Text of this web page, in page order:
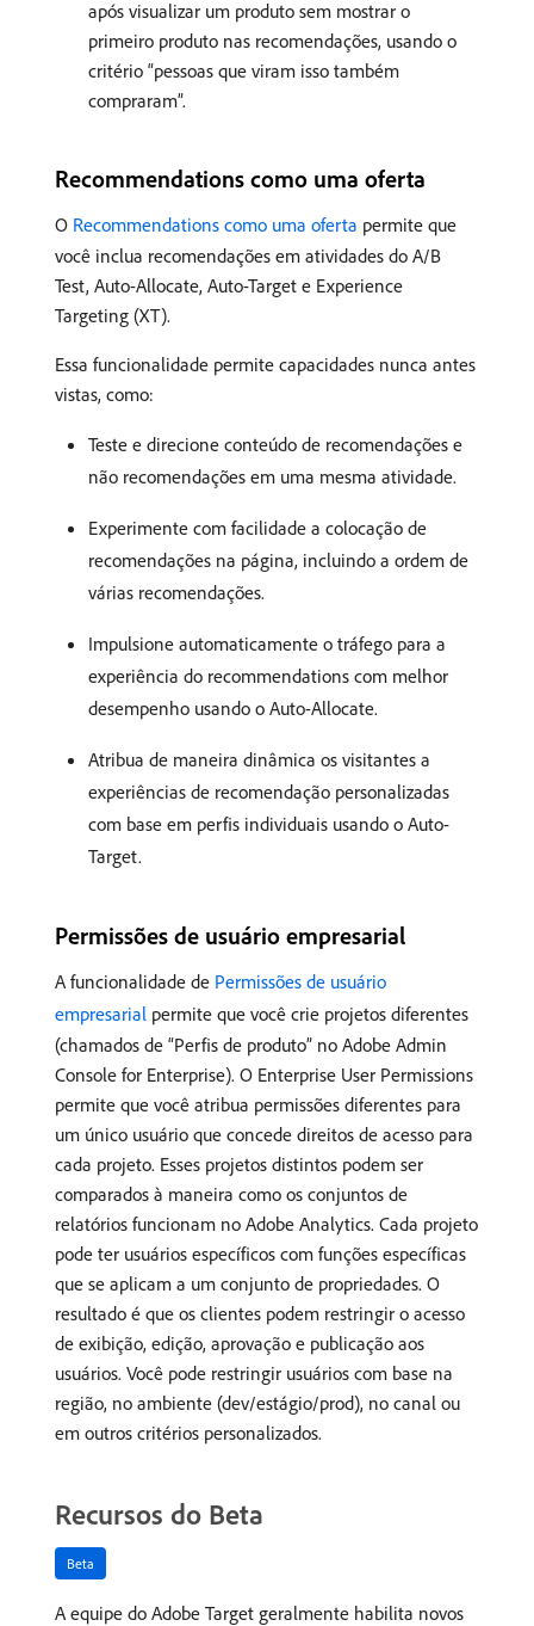
após visualizar um produto sem mostrar o
primeiro produto nas recomendações, usando o
critério “pessoas que viram isso também
compraram”.
Recommendations como uma oferta
O Recommendations como uma oferta permite que
você inclua recomendações em atividades do A/B
Test, Auto-Allocate, Auto-Target e Experience
Targeting (XT).
Essa funcionalidade permite capacidades nunca antes
vistas, como:
Teste e direcione conteúdo de recomendações e
não recomendações em uma mesma atividade.
Experimente com facilidade a colocação de
recomendações na página, incluindo a ordem de
várias recomendações.
Impulsione automaticamente o tráfego para a
experiência do recommendations com melhor
desempenho usando o Auto-Allocate.
Atribua de maneira dinâmica os visitantes a
experiências de recomendação personalizadas
com base em perfis individuais usando o Auto-
Target.
Permissões de usuário empresarial
A funcionalidade de Permissões de usuário
empresarial permite que você crie projetos diferentes
(chamados de “Perfis de produto” no Adobe Admin
Console for Enterprise). O Enterprise User Permissions
permite que você atribua permissões diferentes para
um único usuário que concede direitos de acesso para
cada projeto. Esses projetos distintos podem ser
comparados à maneira como os conjuntos de
relatórios funcionam no Adobe Analytics. Cada projeto
pode ter usuários específicos com funções específicas
que se aplicam a um conjunto de propriedades. O
resultado é que os clientes podem restringir o acesso
de exibição, edição, aprovação e publicação aos
usuários. Você pode restringir usuários com base na
região, no ambiente (dev/estágio/prod), no canal ou
em outros critérios personalizados.
Recursos do Beta
Beta
A equipe do Adobe Target geralmente habilita novos